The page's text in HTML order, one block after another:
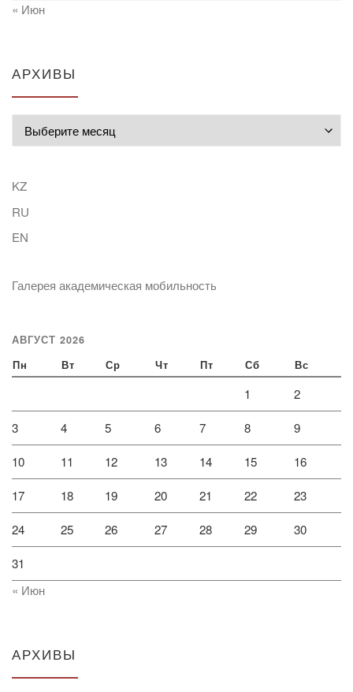
« Июн
АРХИВЫ
KZ
RU
EN
Галерея академическая мобильность
АВГУСТ 2026
Пн Вт Ср Чт Пт Сб Вс
1 2
3 4 5 6 7 8 9
10 11 12 13 14 15 16
17 18 19 20 21 22 23
24 25 26 27 28 29 30
31
« Июн
АРХИВЫ